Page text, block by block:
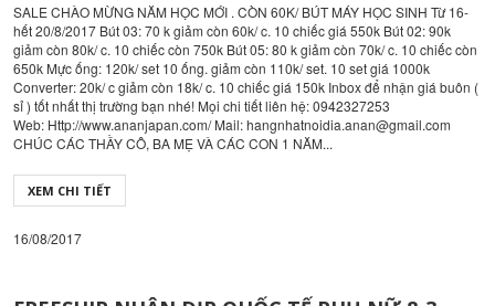
SALE CHÀO MỪNG NĂM HỌC MỚI . CÒN 60K/ BÚT MÁY HỌC SINH Từ 16-
hết 20/8/2017 Bút 03: 70 k giảm còn 60k/ c. 10 chiếc giá 550k Bút 02: 90k
giảm còn 80k/ c. 10 chiếc còn 750k Bút 05: 80 k giảm còn 70k/ c. 10 chiếc còn
650k Mực ống: 120k/ set 10 ống. giảm còn 110k/ set. 10 set giá 1000k
Converter: 20k/ c giảm còn 18k/ c. 10 chiếc giá 150k Inbox để nhận giá buôn (
sỉ ) tốt nhất thị trường bạn nhé! Mọi chi tiết liên hệ: 0942327253
Web: Http://www.ananjapan.com/ Mail: hangnhatnoidia.anan@gmail.com
CHÚC CÁC THẦY CÔ, BA MẸ VÀ CÁC CON 1 NĂM...
XEM CHI TIẾT
16/08/2017